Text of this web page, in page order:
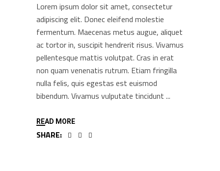
Lorem ipsum dolor sit amet, consectetur
adipiscing elit. Donec eleifend molestie
fermentum. Maecenas metus augue, aliquet
ac tortor in, suscipit hendrerit risus. Vivamus
pellentesque mattis volutpat. Cras in erat
non quam venenatis rutrum. Etiam fringilla
nulla felis, quis egestas est euismod
bibendum. Vivamus vulputate tincidunt
READ MORE
SHARE: